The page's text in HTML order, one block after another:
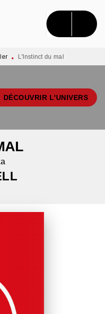
CONTENU
• L'Instinct du mal
DÉCOUVRIR L'UNIVERS